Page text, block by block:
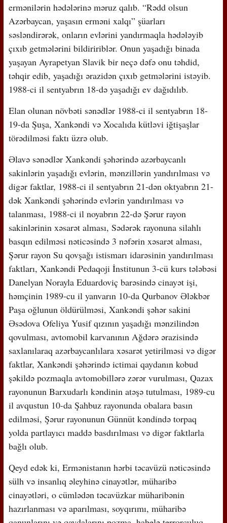
ermənilərin hədələrinə məruz qalıb. “Rədd olsun
Azərbaycan, yaşasın erməni xalqı” şüarları
səsləndirərək, onların evlərini yandırmaqla hədələyib
çıxıb getmələrini bildiririblər. Onun yaşadığı binada
yaşayan Ayrapetyan Slavik bir neçə dəfə onu təhdid,
təhqir edib, yaşadığı ərazidən çıxıb getmələrini istəyib.
1988-ci il sentyabrın 18-də yaşadığı ev dağıdılıb.
Elan olunan növbəti sənədlər 1988-ci il sentyabrın 18-
19-da Şuşa, Xankəndi və Xocalıda kütləvi iğtişaşlar
törədilməsi faktı üzrə olub.
Əlavə sənədlər Xankəndi şəhərində azərbaycanlı
sakinlərin yaşadığı evlərin, mənzillərin yandırılması və
digər faktlar, 1988-ci il sentyabrın 21-dən oktyabrın 21-
dək Xankəndi şəhərində evlərin yandırılması və
talanması, 1988-ci il noyabrın 22-də Şərur rayon
sakinlərinin xəsarət alması, Sədərək rayonuna silahlı
basqın edilməsi nəticəsində 3 nəfərin xəsarət alması,
Şərur rayon Su qovşağı istismarı idarəsinin yandırılması
faktları, Xankəndi Pedaqoji İnstitunun 3-cü kurs tələbəsi
Danelyan Norayla Eduardoviç barəsində cinayət işi,
həmçinin 1989-cu il yanvarın 10-da Qurbanov Ələkbər
Paşa oğlunun öldürülməsi, Xankəndi şəhər sakini
Əsədova Ofeliya Yusif qızının yaşadığı mənzilindən
qovulması, avtomobil karvanının Ağdərə ərazisində
saxlanılaraq azərbaycanlılara xəsarət yetirilməsi və digər
faktlar, Xankəndi şəhərində ictimai qaydanın kobud
şəkildə pozmaqla avtomobillərə zərər vurulması, Qazax
rayonunun Barxudarlı kəndinin atəşə tutulması, 1989-cu
il avqustun 10-da Şahbuz rayonunda obalara basın
edilməsi, Şərur rayonunun Günnüt kəndində torpaq
yolda partlayıcı maddə basdırılması və digər faktlarla
bağlı olub.
Qeyd edək ki, Ermənistanın hərbi təcavüzü nəticəsində
sülh və insanlıq əleyhinə cinayətlər, müharibə
cinayətləri, o cümlədən təcavüzkar müharibənin
hazırlanması və aparılması, soyqırımı, müharibə